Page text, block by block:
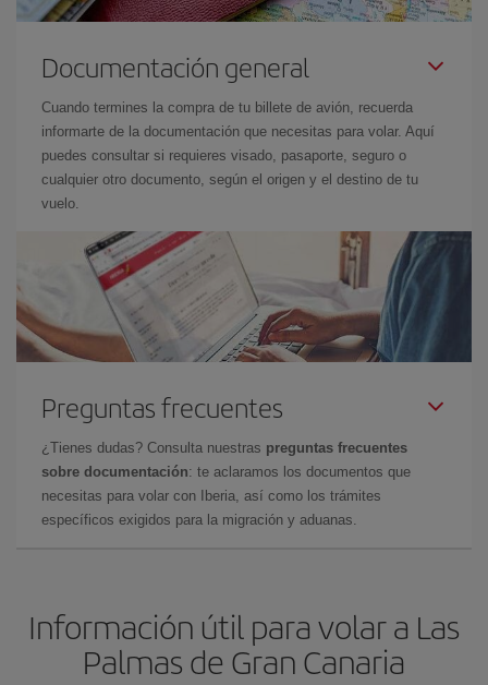
Documentación general
Cuando termines la compra de tu billete de avión, recuerda
informarte de la documentación que necesitas para volar. Aquí
puedes consultar si requieres visado, pasaporte, seguro o
cualquier otro documento, según el origen y el destino de tu
vuelo.
Preguntas frecuentes
¿Tienes dudas? Consulta nuestras preguntas frecuentes
sobre documentación: te aclaramos los documentos que
necesitas para volar con Iberia, así como los trámites
específicos exigidos para la migración y aduanas.
Información útil para volar a Las
Palmas de Gran Canaria